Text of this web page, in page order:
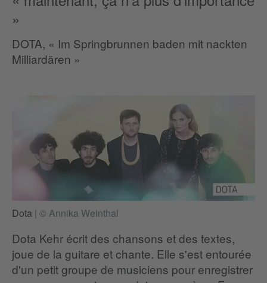
»
DOTA, « Im Springbrunnen baden mit nackten
Milliardären »
Dota | © Annika Weinthal
Dota Kehr écrit des chansons et des textes,
joue de la guitare et chante. Elle s'est entourée
d'un petit groupe de musiciens pour enregistrer